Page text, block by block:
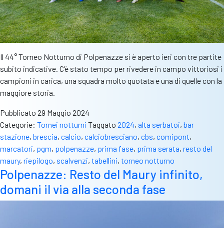
Il 44° Torneo Notturno di Polpenazze si è aperto ieri con tre partite
subito indicative. C’è stato tempo per rivedere in campo vittoriosi i
campioni in carica, una squadra molto quotata e una di quelle con la
maggiore storia.
Pubblicato 29 Maggio 2024
Categorie: Tornei notturni Taggato 2024, alta serbatoi, bar
stazione, brescia, calcio, calciobresciano, cbs, comipont,
marcatori, pgm, polpenazze, prima fase, prima serata, resto del
maury, riepilogo, scalvenzi, tabellini, torneo notturno
Polpenazze: Resto del Maury infinito,
domani il via alla seconda fase